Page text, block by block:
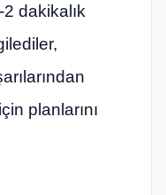
dakikalık
planlarını